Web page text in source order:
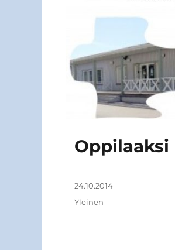
Julkaistu
24.10.2014
Kategoriat
Yleinen